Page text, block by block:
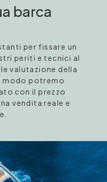
barca
per fissare un
periti e tecnici al
valutazione della
modo potremo
con il prezzo
vendita reale e